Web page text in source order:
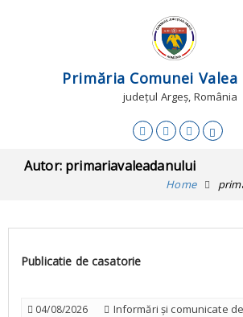
Primăria Comunei
județul Argeș, România
Autor: primariavaleadanului
Home
Publicatie de casatorie
04/08/2026
Informări și comunicate